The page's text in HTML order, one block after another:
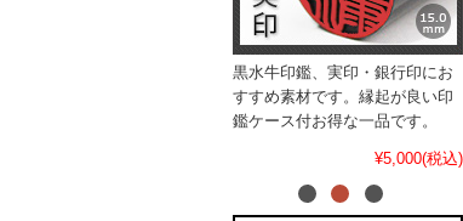
黒水牛印鑑、実印・銀行印にお
すすめ素材です。縁起が良い印
鑑ケース付お得な一品です。
¥5,000(税込)